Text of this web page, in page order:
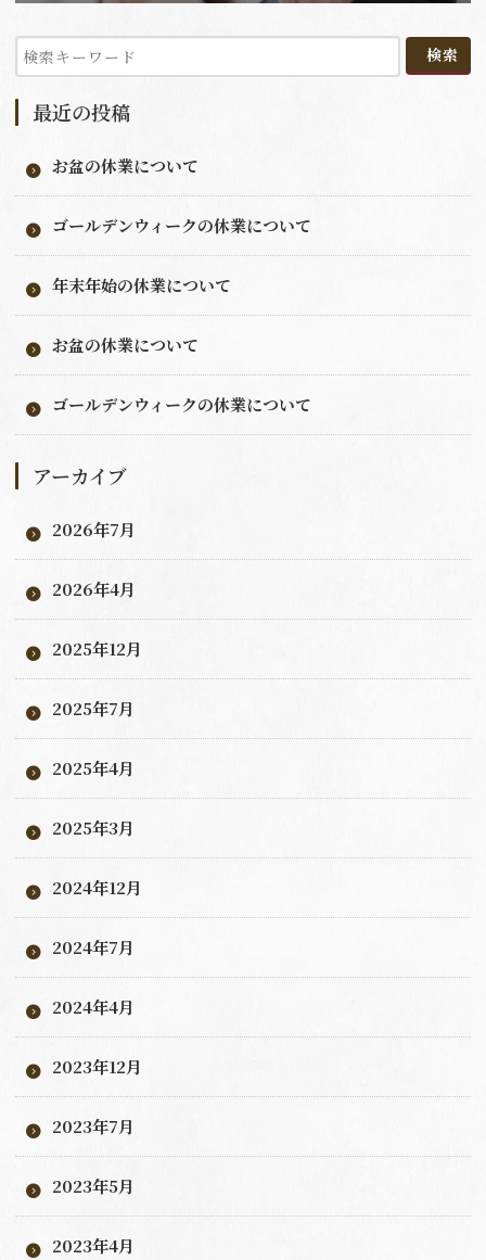
最近の投稿
お盆の休業について
ゴールデンウィークの休業について
年末年始の休業について
お盆の休業について
ゴールデンウィークの休業について
アーカイブ
2026年7月
2026年4月
2025年12月
2025年7月
2025年4月
2025年3月
2024年12月
2024年7月
2024年4月
2023年12月
2023年7月
2023年5月
2023年4月